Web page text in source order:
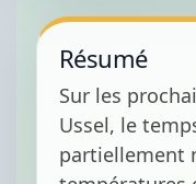
Résumé
Sur les
Ussel, le
partiellement